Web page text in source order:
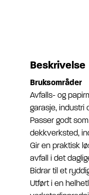
Beskrivelse
Bruksområder
Avfalls- og
garasje, industri
Passer godt
dekkverksted,
Gir en praktisk
avfall i det
Bidrar til et
Utført i en